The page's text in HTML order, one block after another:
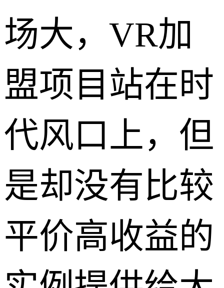
场大，VR加
盟项目站在时
代风口上，但
是却没有比较
平价高收益的